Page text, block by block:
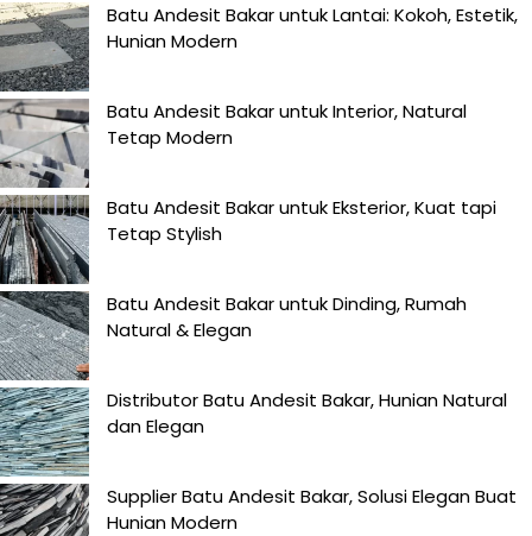
Batu Andesit Bakar untuk Lantai: Kokoh, Estetik,
Hunian Modern
Batu Andesit Bakar untuk Interior, Natural
Tetap Modern
Batu Andesit Bakar untuk Eksterior, Kuat tapi
Tetap Stylish
Batu Andesit Bakar untuk Dinding, Rumah
Natural & Elegan
Distributor Batu Andesit Bakar, Hunian Natural
dan Elegan
Supplier Batu Andesit Bakar, Solusi Elegan Buat
Hunian Modern